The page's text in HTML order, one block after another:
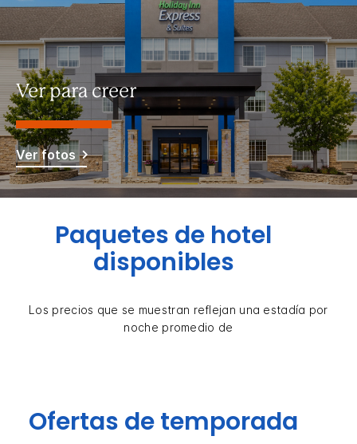
Ver para creer
Ver fotos
Paquetes de hotel
disponibles
Los precios que se muestran reflejan una estadía por
noche promedio de
Ofertas de temporada